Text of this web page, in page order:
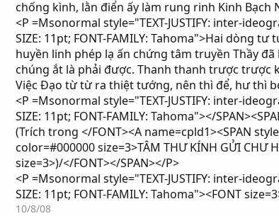
chống kình, lằn điển ấy làm rung rinh Kinh Bạch
<P =Msonormal style="TEXT-JUSTIFY: inter-
SIZE: 11pt; FONT-FAMILY: Tahoma">Hai dòng
huyền linh phép lạ ấn chứng tâm truyền Thầy
chúng ắt là phải được. Thanh thanh trược trược
Việc Đạo từ từ ra thiệt tướng, nên thì để, hư thì
<P =Msonormal style="TEXT-JUSTIFY: inter-
SIZE: 11pt; FONT-FAMILY: Tahoma"></
(Trích trong </FONT><A name=cpld1><SPAN
color=#000000 size=3>TÂM THƯ KÍNH GỬI CHƯ
size=3>)/</FONT></SPAN></P>
<P =Msonormal style="TEXT-JUSTIFY: inter-
SIZE: 11pt; FONT-FAMILY: Tahoma"><FONT
10/8/08